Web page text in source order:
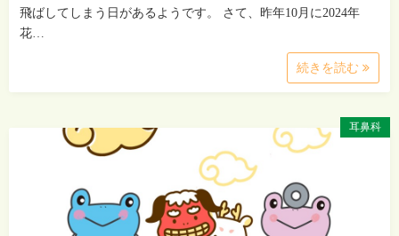
飛ばしてしまう日があるようです。 さて、昨年10月に2024年
花…
続きを読む
耳鼻科